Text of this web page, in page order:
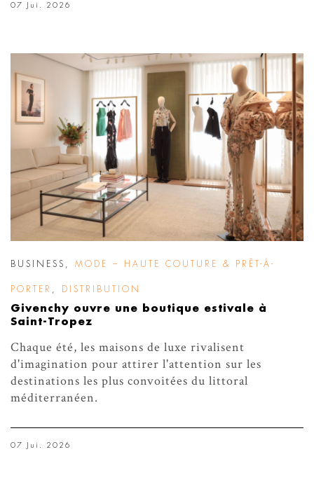
07 Jui. 2026
BUSINESS MODE – HAUTE COUTURE & PRÊT-À-
PORTER DISTRIBUTION
Givenchy ouvre une boutique estivale à
Saint-Tropez
Chaque été, les maisons de luxe rivalisent
d'imagination pour attirer l'attention sur les
destinations les plus convoitées du littoral
méditerranéen.
07 Jui. 2026